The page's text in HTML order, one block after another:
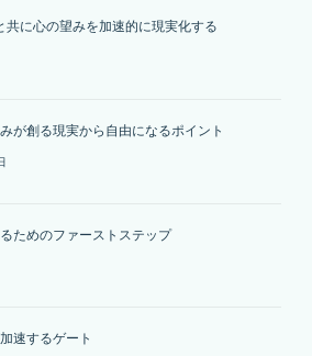
共に心の望みを加速的に現実化する
が創る現実から自由になるポイント
ためのファーストステップ
速するゲート